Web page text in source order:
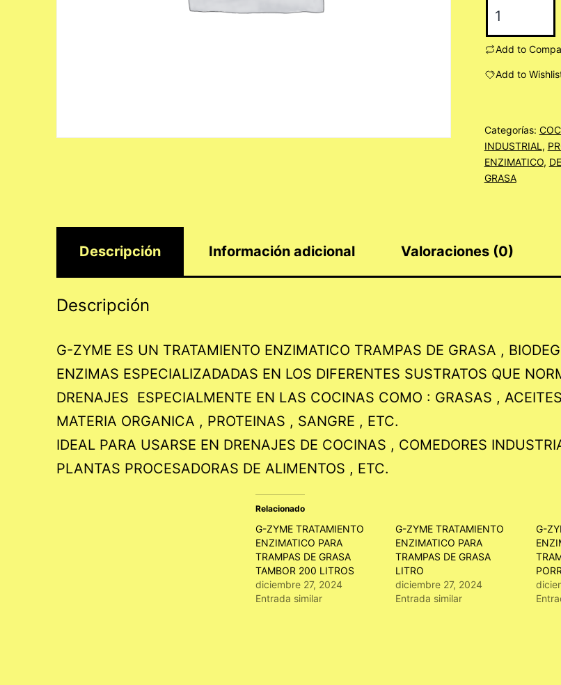
ZYME
ENZIMATICO
DE
GRASA
GALON
Add to
Add to
Categorías:
INDUSTRIAL ,
ENZIMATICO,
GRASA
Descripción Información adicional Valoraciones (0)
Descripción
G-ZYME ES UN TRATAMIENTO ENZIMATICO TRAMPAS DE GRASA ,
ENZIMAS ESPECIALIZADADAS EN LOS DIFERENTES SUSTRATOS QUE
DRENAJES ESPECIALMENTE EN LAS COCINAS COMO : GRASAS ,
MATERIA ORGANICA , PROTEINAS , SANGRE , ETC.
IDEAL PARA USARSE EN DRENAJES DE COCINAS , COMEDORES
PLANTAS PROCESADORAS DE ALIMENTOS , ETC.
Relacionado
G-ZYME TRATAMIENTO
ENZIMATICO PARA
TRAMPAS DE GRASA
TAMBOR 200 LITROS
diciembre 27, 2024
Entrada similar
G-ZYME TRATAMIENTO
ENZIMATICO PARA
TRAMPAS DE GRASA
LITRO
diciembre 27, 2024
Entrada similar
G-